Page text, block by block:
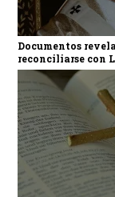
Documentos
reconciliarse con